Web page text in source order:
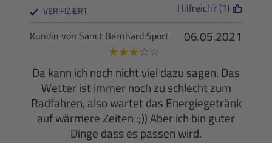
VERIFIZIERT Hilfreich? (1)
06.05.2021
Kundin von Sanct Bernhard Sport
★★★ ☆ ☆
Da kann ich noch nicht viel dazu sagen. Das
Wetter ist immer noch zu schlecht zum
Radfahren, also wartet das Energiegetränk
auf wärmere Zeiten :;)) Aber ich bin guter
Dinge dass es passen wird.